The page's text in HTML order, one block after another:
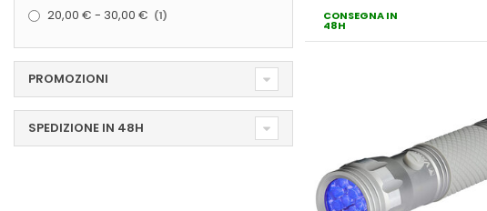
CONSEGNA IN
48H
20,00 € - 30,00 € 1
PROMOZIONI
SPEDIZIONE IN 48H